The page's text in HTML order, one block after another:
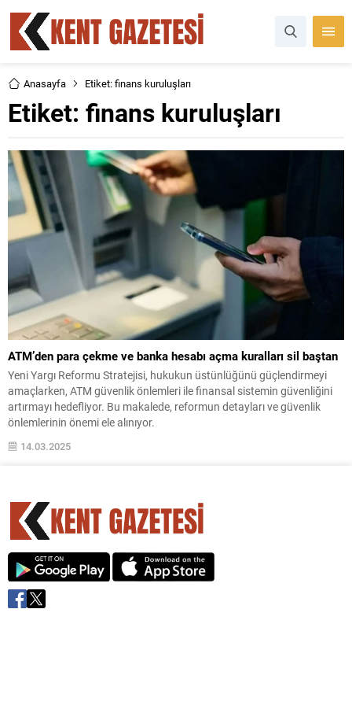
Anasayfa Etiket: finans kuruluşları
Etiket: finans kuruluşları
ATM’den para çekme ve banka hesabı açma kuralları sil baştan
Yeni Yargı Reformu Stratejisi, hukukun üstünlüğünü güçlendirmeyi
amaçlarken, ATM güvenlik önlemleri ile finansal sistemin güvenliğini
artırmayı hedefliyor. Bu makalede, reformun detayları ve güvenlik
önlemlerinin önemi ele alınıyor.
14.03.2025